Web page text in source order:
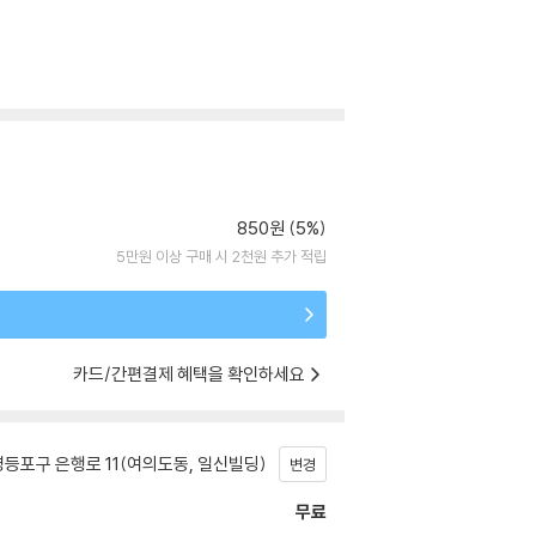
850원 (5%)
5만원 이상 구매 시 2천원 추가 적립
카드/간편결제 혜택을 확인하세요
포구 은행로 11(여의도동, 일신빌딩) 변경
무료